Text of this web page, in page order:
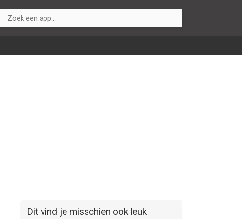
Dit vind je misschien ook leuk